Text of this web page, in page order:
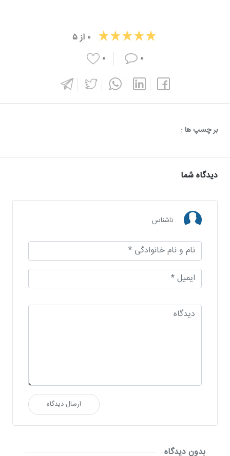
۰ از۵
۰
۰
بر چسپ ها :
دیدگاه شما
ناشناس
ارسال دیدگاه
بدون دیدگاه